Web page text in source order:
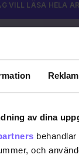
av dina
och
VILL LÄSA HELA
16